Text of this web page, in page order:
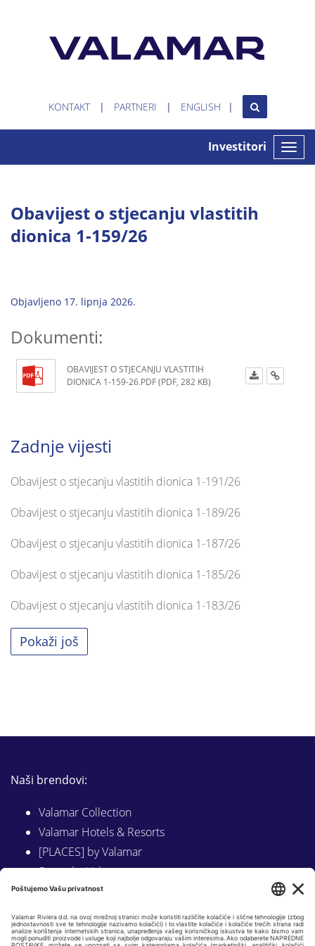
KONTAKT PARTNERI ENGLISH
Toggle
Investitori
Obavijest o stjecanju vlastitih
dionica 1-159/26
Objavljeno 17. lipnja 2026.
Dokumenti:
OBAVIJEST O STJECANJU VLASTITIH
DIONICA 1-159-26.PDF (PDF, 282 KB)
Zadnje vijesti
Obavijest o stjecanju vlastitih dionica 1-191/26
Obavijest o stjecanju vlastitih dionica 1-189/26
Obavijest o stjecanju vlastitih dionica 1-187/26
Obavijest o stjecanju vlastitih dionica 1-185/26
Obavijest o stjecanju vlastitih dionica 1-183/26
Pokaži još
Naši brendovi:
Valamar Collection
Valamar Hotels & Resorts
[PLACES] by Valamar
Sunny by Valamar
Valamar Camping
Istraži na Valamar.com